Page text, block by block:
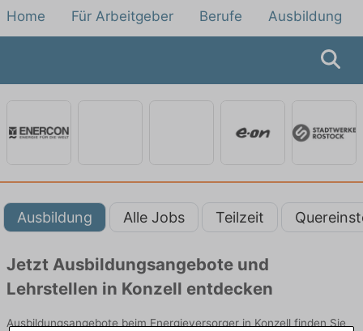
Home Für Arbeitgeber Berufe Ausbildung
Ausbildung Alle Jobs Teilzeit
Jetzt Ausbildungsangebote und
Lehrstellen in Konzell entdecken
Ausbildungsangebote beim Energieversorger in Konzell finden Sie